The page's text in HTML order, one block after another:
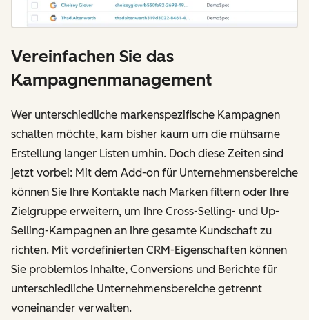
Vereinfachen Sie das
Kampagnenmanagement
Wer unterschiedliche markenspezifische Kampagnen
schalten möchte, kam bisher kaum um die mühsame
Erstellung langer Listen umhin. Doch diese Zeiten sind
jetzt vorbei: Mit dem Add-on für Unternehmensbereiche
können Sie Ihre Kontakte nach Marken filtern oder Ihre
Zielgruppe erweitern, um Ihre Cross-Selling- und Up-
Selling-Kampagnen an Ihre gesamte Kundschaft zu
richten. Mit vordefinierten CRM-Eigenschaften können
Sie problemlos Inhalte, Conversions und Berichte für
unterschiedliche Unternehmensbereiche getrennt
voneinander verwalten.